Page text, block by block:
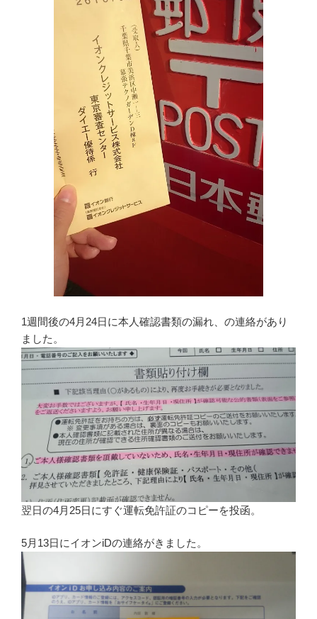
1週間後の4月24日に本人確認書類の漏れ、の連絡があり
ました。
翌日の4月25日にすぐ運転免許証のコピーを投函。
5月13日にイオンiDの連絡がきました。